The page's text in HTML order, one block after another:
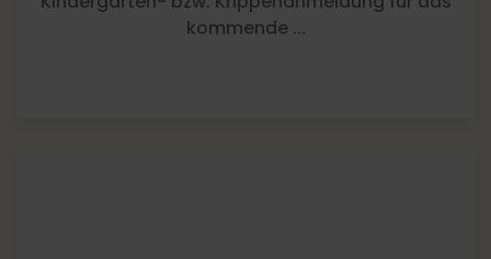
kommende ...